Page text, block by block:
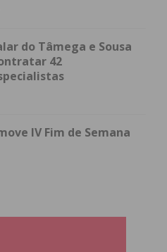
do Tâmega e Sousa
42
IV Fim de Semana